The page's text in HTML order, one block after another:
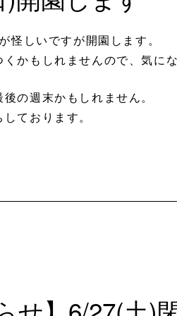
怪しいですが開園します。
かもしれませんので、気に
の週末かもしれません。
ております。